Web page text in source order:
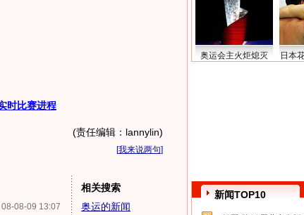
时比赛进程
(责任编辑：lannylin)
[我来说两句]
08-08-09 13:07
相关搜索
奥运的新闻
奥运会主火炬熄灭 日本
新闻TOP10